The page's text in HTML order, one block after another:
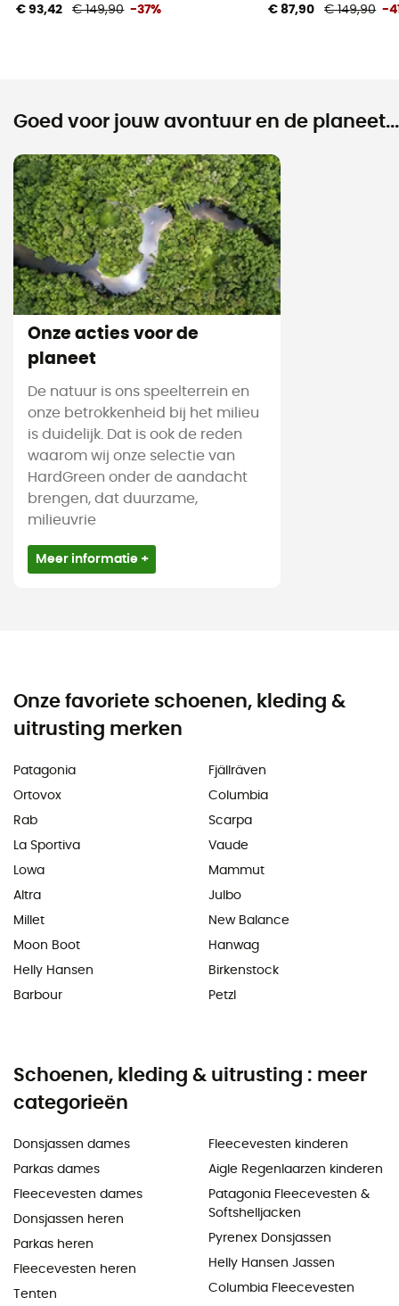
€ 93,42 € 149,90 -37% € 87,90 € 149,90 -
Goed voor jouw avontuur en de planeet...
Onze acties voor de
planeet
De natuur is ons speelterrein en
onze betrokkenheid bij het milieu
is duidelijk. Dat is ook de reden
waarom wij onze selectie van
HardGreen onder de aandacht
brengen, dat duurzame,
milieuvrie
Meer informatie +
Onze favoriete schoenen, kleding &
uitrusting merken
Patagonia
Ortovox
Rab
La Sportiva
Lowa
Altra
Millet
Moon Boot
Helly Hansen
Barbour
Fjällräven
Columbia
Scarpa
Vaude
Mammut
Julbo
New Balance
Hanwag
Birkenstock
Petzl
Schoenen, kleding & uitrusting : meer
categorieën
Donsjassen dames
Parkas dames
Fleecevesten dames
Donsjassen heren
Parkas heren
Fleecevesten heren
Tenten
Fleecevesten kinderen
Aigle Regenlaarzen kinderen
Patagonia Fleecevesten &
Softshelljacken
Pyrenex Donsjassen
Helly Hansen Jassen
Columbia Fleecevesten